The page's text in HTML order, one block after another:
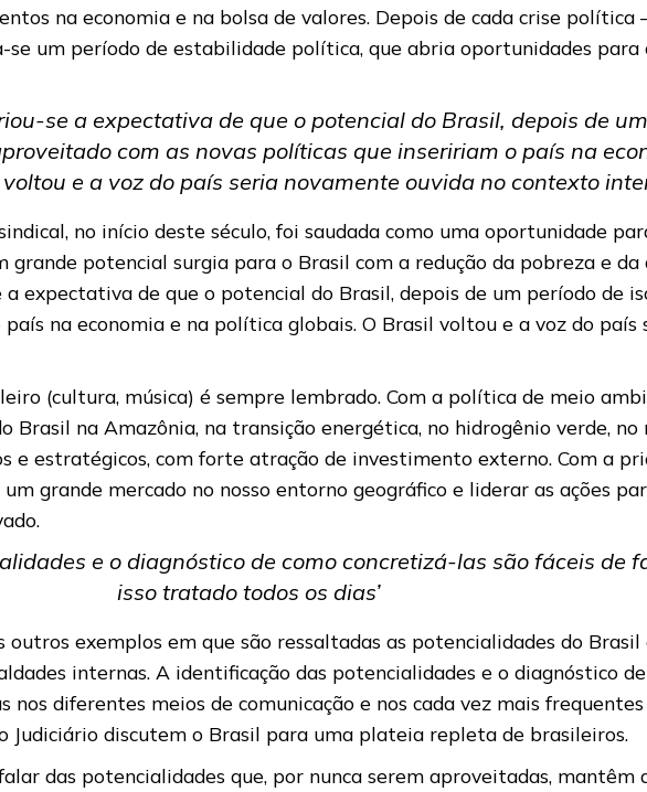
na economia e na bolsa de valores. Depois de cada crise
se um período de estabilidade política, que abria oportunidades
se a expectativa de que o potencial do Brasil, depois de
com as novas políticas que inseririam o país na
e a voz do país seria novamente ouvida no contexto
no início deste século, foi saudada como uma oportunidade
grande potencial surgia para o Brasil com a redução da pobreza e
a expectativa de que o potencial do Brasil, depois de um período de
na economia e na política globais. O Brasil voltou e a voz do
(cultura, música) é sempre lembrado. Com a política de meio
Brasil na Amazônia, na transição energética, no hidrogênio verde,
e estratégicos, com forte atração de investimento externo. Com a
grande mercado no nosso entorno geográfico e liderar as ações
e o diagnóstico de como concretizá-las são fáceis de
isso tratado todos os dias’
exemplos em que são ressaltadas as potencialidades do
internas. A identificação das potencialidades e o diagnóstico
nos diferentes meios de comunicação e nos cada vez mais
Judiciário discutem o Brasil para uma plateia repleta de brasileiros.
das potencialidades que, por nunca serem aproveitadas, mantêm